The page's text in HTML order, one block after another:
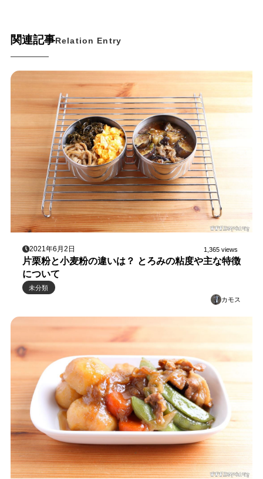
関連記事Relation Entry
2021年6月2日 1,365 views
片栗粉と小麦粉の違いは？ とろみの粘度や主な特徴
について
未分類
カモス